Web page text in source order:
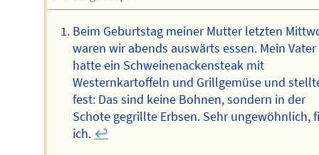
Beim Geburtstag meiner Mutter letzten
waren wir abends auswärts essen. Mein Vater
hatte ein Schweinenackensteak mit
Westernkartoffeln und Grillgemüse und
fest: Das sind keine Bohnen, sondern in der
Schote gegrillte Erbsen. Sehr ungewöhnlich,
ich. ↩︎